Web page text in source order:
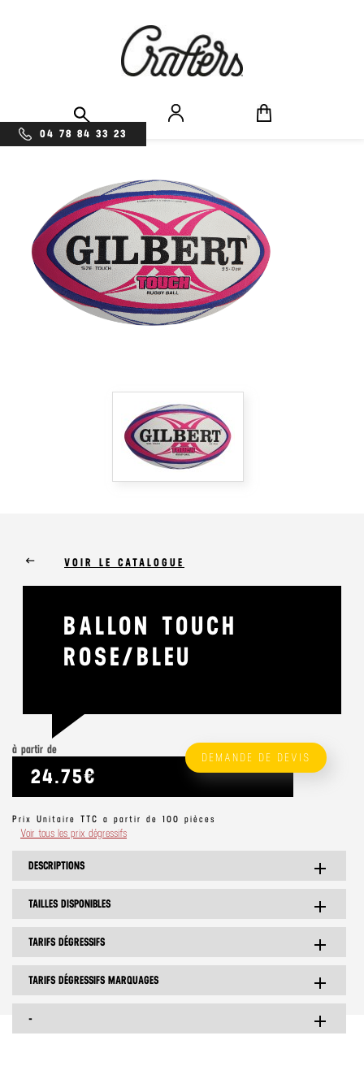
04 78 84 33 23
keyboard_backspace VOIR LE CATALOGUE
BALLON TOUCH
ROSE/BLEU
DEMANDE DE DEVIS
à partir de
24.75€
Prix Unitaire TTC a partir de 100 pièces
Voir tous les prix dégressifs
DESCRIPTIONS add
TAILLES DISPONIBLES add
TARIFS DÉGRESSIFS add
TARIFS DÉGRESSIFS MARQUAGES add
- add